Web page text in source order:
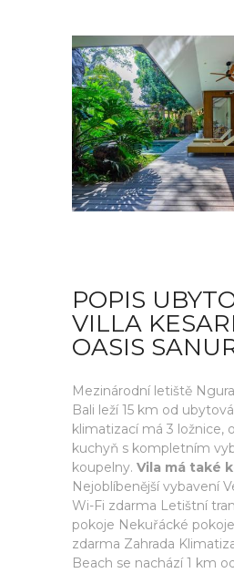
POPIS
VILLA
OASIS
Mezinárodní letiště
Bali leží 15 km od
klimatizací má 3 ložnice,
kuchyň s kompletním
koupelny. Vila má také
Nejoblíbenější vybavení
Wi-Fi zdarma Letištní
pokoje Nekuřácké
zdarma Zahrada
Beach se nachází 1 km